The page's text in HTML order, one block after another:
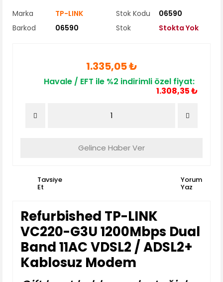
Marka TP-LINK Stok Kodu
06590
Barkod
06590 Stok Stokta Yok
1.335,05 ₺
Havale / EFT ile %2 indirimli özel fiyat:
1.308,35 ₺
Gelince Haber Ver
Tavsiye
Et
Yorum
Yaz
Refurbished TP-LINK
VC220-G3U 1200Mbps Dual
Band 11AC VDSL2 / ADSL2+
Kablosuz Modem